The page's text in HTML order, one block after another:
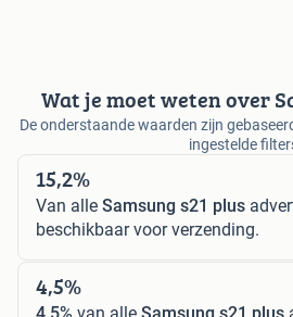
Wat je moet weten over
De onderstaande waarden zijn
ingestelde
15,2%
Van alle Samsung s21 plus
beschikbaar voor verzending.
4,5%